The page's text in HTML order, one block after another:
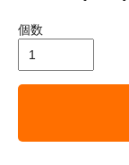
個数